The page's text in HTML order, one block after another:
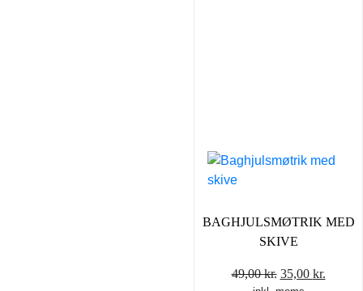
BAGHJULSMØTRIK MED
SKIVE
49,00kr. Den
35,00 kr.Den